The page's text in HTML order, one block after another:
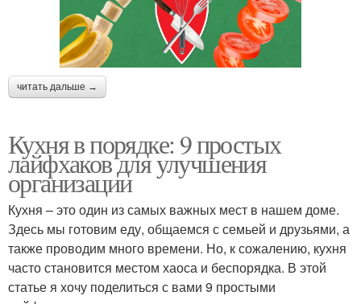
читать дальше →
Кухня в порядке: 9 простых
лайфхаков для улучшения
организации
Кухня – это один из самых важных мест в нашем доме.
Здесь мы готовим еду, общаемся с семьей и друзьями, а
также проводим много времени. Но, к сожалению, кухня
часто становится местом хаоса и беспорядка. В этой
статье я хочу поделиться с вами 9 простыми